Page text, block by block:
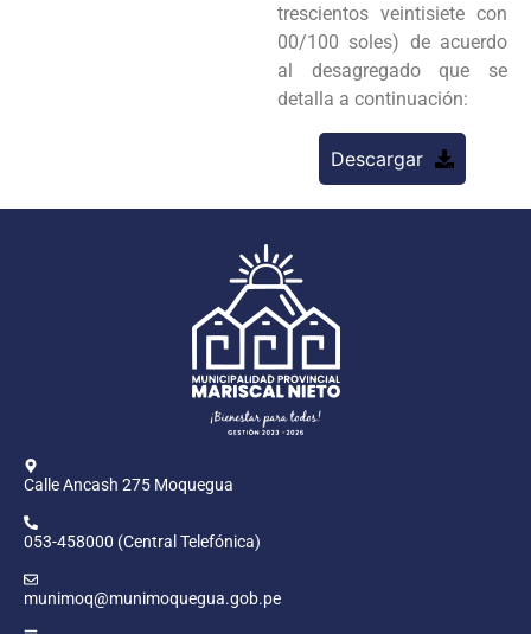
trescientos veintisiete con
00/100 soles) de acuerdo
al desagregado que se
detalla a continuación:
Descargar
Calle Ancash 275 Moquegua
053-458000 (Central Telefónica)
munimoq@munimoquegua.gob.pe